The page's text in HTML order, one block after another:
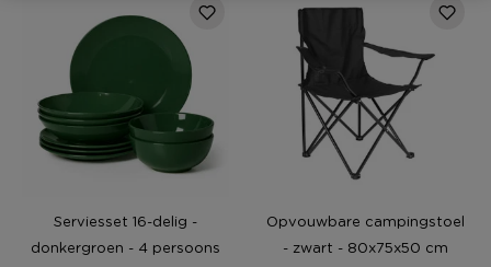
Serviesset 16-delig -
donkergroen - 4 persoons
Opvouwbare campingstoel
- zwart - 80x75x50 cm